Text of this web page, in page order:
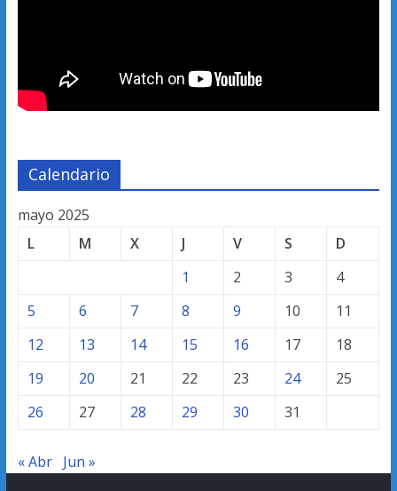
Calendario
mayo 2025
L
M X J V S
D
1
2 3
4
5
6 7 8 9 10
11
12
13 14 15 16 17
18
19
20 21 22 23 24
25
26
27 28 29 30 31
« Abr Jun »